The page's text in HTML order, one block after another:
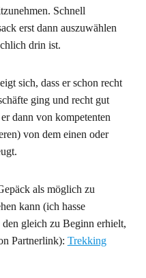
Schnell
erst dann auszuwählen
drin ist.
sich, dass er schon recht
ging und recht gut
dann von kompetenten
von dem einen oder
als möglich zu
kann (ich hasse
gleich zu Beginn erhielt,
Partnerlink): Trekking